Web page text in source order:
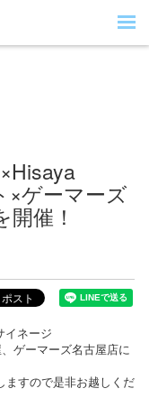
×ゲーマーズ
催！
イネージ
ゲーマーズ名古屋店に
ますので是非お越しくだ